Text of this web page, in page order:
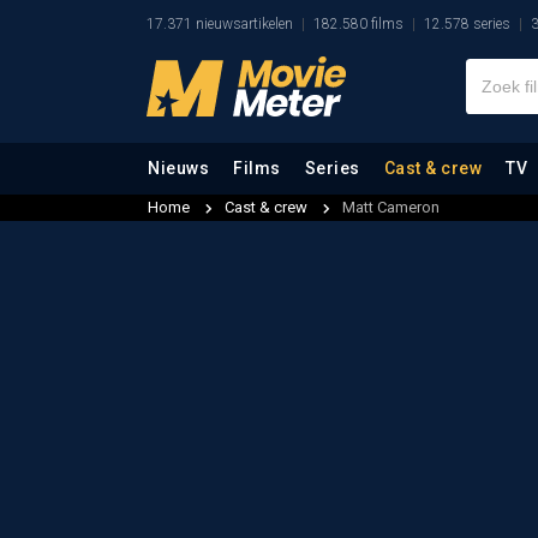
17.371 nieuwsartikelen 182.580 films 12.578 series
Nieuws Films Series Cast & crew TV
Home Cast & crew Matt Cameron